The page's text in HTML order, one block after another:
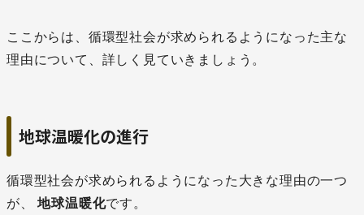
ここからは、循環型社会が求められるようになった主な
理由について、詳しく見ていきましょう。
地球温暖化の進行
循環型社会が求められるようになった大きな理由の一つ
が、地球温暖化です。